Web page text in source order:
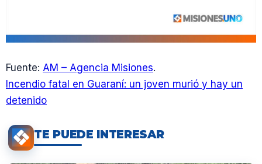
Fuente: AM – Agencia Misiones.
Incendio fatal en Guaraní: un joven murió y hay un
detenido
TE PUEDE INTERESAR